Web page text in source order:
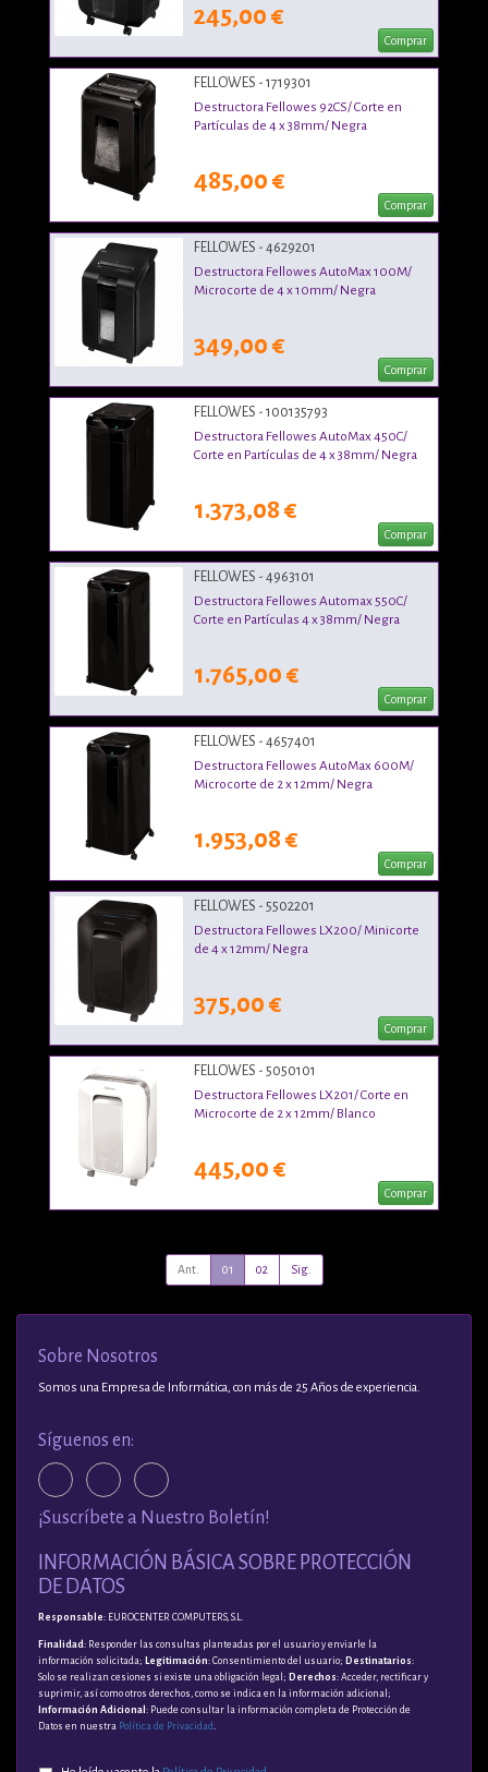
245,00 €
Comprar
FELLOWES - 1719301
Destructora Fellowes 92CS/ Corte en
Partículas de 4 x 38mm/ Negra
485,00 €
Comprar
FELLOWES - 4629201
Destructora Fellowes AutoMax 100M/
Microcorte de 4 x 10mm/ Negra
349,00 €
Comprar
FELLOWES - 100135793
Destructora Fellowes AutoMax 450C/
Corte en Partículas de 4 x 38mm/ Negra
1.373,08 €
Comprar
FELLOWES - 4963101
Destructora Fellowes Automax 550C/
Corte en Partículas 4 x 38mm/ Negra
1.765,00 €
Comprar
FELLOWES - 4657401
Destructora Fellowes AutoMax 600M/
Microcorte de 2 x 12mm/ Negra
1.953,08 €
Comprar
FELLOWES - 5502201
Destructora Fellowes LX200/ Minicorte
de 4 x 12mm/ Negra
375,00 €
Comprar
FELLOWES - 5050101
Destructora Fellowes LX201/ Corte en
Microcorte de 2 x 12mm/ Blanco
445,00 €
Comprar
Ant. 01 02 Sig.
Sobre Nosotros
Somos una Empresa de Informática, con más de 25 Años de experiencia.
Síguenos en:
¡Suscríbete a Nuestro Boletín!
INFORMACIÓN BÁSICA SOBRE PROTECCIÓN
DE DATOS
Responsable: EUROCENTER COMPUTERS, S.L.
Finalidad : Responder las consultas planteadas por el usuario y enviarle la
información solicitada; Legitimación: Consentimiento del usuario; Destinatarios:
Solo se realizan cesiones si existe una obligación legal; Derechos: Acceder, rectificar y
suprimir, así como otros derechos, como se indica en la información adicional;
Información Adicional : Puede consultar la información completa de Protección de
Datos en nuestra Política de Privacidad